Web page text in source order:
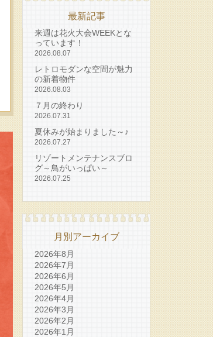
最新記事
来週は花火大会WEEKとな
っています！
2026.08.07
レトロモダンな空間が魅力
の新着物件
2026.08.03
７月の終わり
2026.07.31
夏休みが始まりました～♪
2026.07.27
リゾートメンテナンスブロ
グ～鳥がいっぱい～
2026.07.25
月別アーカイブ
2026年8月
2026年7月
2026年6月
2026年5月
2026年4月
2026年3月
2026年2月
2026年1月